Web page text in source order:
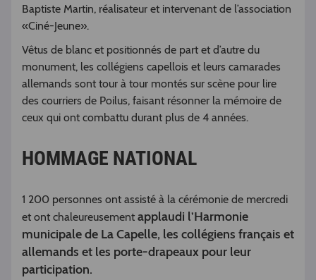
Baptiste Martin, réalisateur et intervenant de l’association
«Ciné-Jeune».
Vêtus de blanc et positionnés de part et d’autre du
monument, les collégiens capellois et leurs camarades
allemands sont tour à tour montés sur scène pour lire
des courriers de Poilus, faisant résonner la mémoire de
ceux qui ont combattu durant plus de 4 années.
HOMMAGE NATIONAL
1 200 personnes ont assisté à la cérémonie de mercredi
et ont chaleureusement applaudi l’Harmonie
municipale de La Capelle, les collégiens français et
allemands et les porte-drapeaux pour leur
participation.